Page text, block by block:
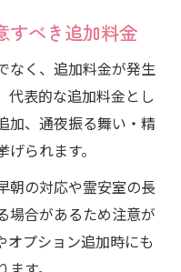
すべき追加料金
なく、追加料金が発生
代表的な追加料金とし
加、通夜振る舞い・精
られます。
朝の対応や霊安室の長
場合があるため注意が
オプション追加時にも